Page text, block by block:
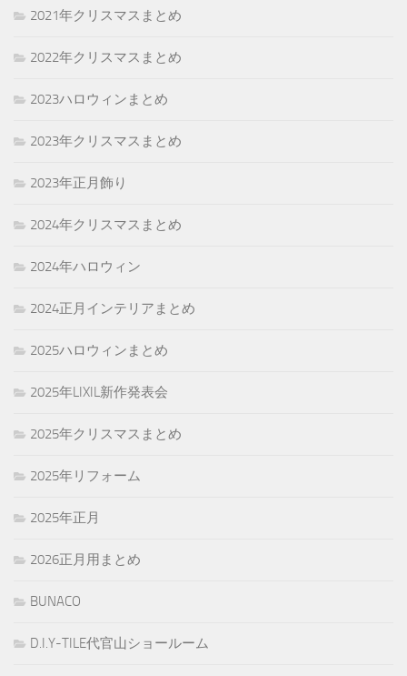
2021年クリスマスまとめ
2022年クリスマスまとめ
2023ハロウィンまとめ
2023年クリスマスまとめ
2023年正月飾り
2024年クリスマスまとめ
2024年ハロウィン
2024正月インテリアまとめ
2025ハロウィンまとめ
2025年LIXIL新作発表会
2025年クリスマスまとめ
2025年リフォーム
2025年正月
2026正月用まとめ
BUNACO
D.I.Y-TILE代官山ショールーム